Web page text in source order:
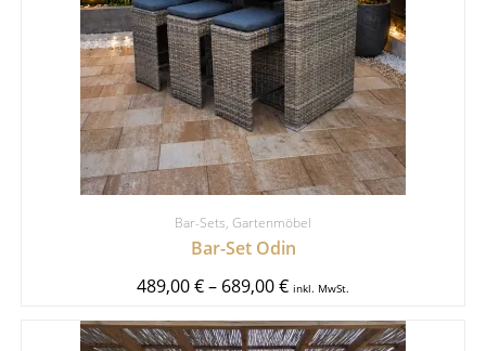
Bar-Sets, Gartenmöbel
Bar-Set Odin
489,00€– 689,00€ inkl. MwSt.